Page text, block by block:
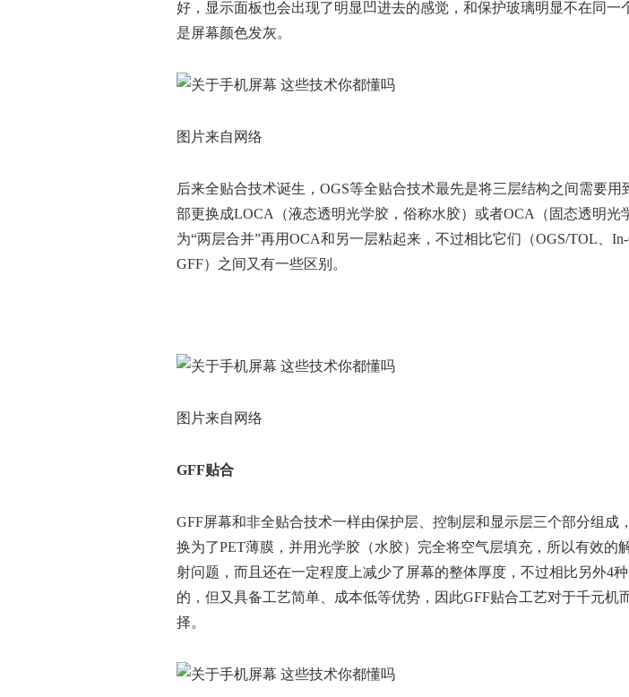
好，显示面板也会出现了明显凹进去的感觉，和保护玻璃明显不在同一
是屏幕颜色发灰。
图片来自网络
后来全贴合技术诞生，OGS等全贴合技术最先是将三层结构之间需要用
部更换成LOCA（液态透明光学胶，俗称水胶）或者OCA（固态透明光
为“两层合并”再用OCA和另一层粘起来，不过相比它们（OGS/TOL、
GFF）之间又有一些区别。
图片来自网络
GFF贴合
GFF屏幕和非全贴合技术一样由保护层、控制层和显示层三个部分组成
换为了PET薄膜，并用光学胶（水胶）完全将空气层填充，所以有效的
射问题，而且还在一定程度上减少了屏幕的整体厚度，不过相比另外4
的，但又具备工艺简单、成本低等优势，因此GFF贴合工艺对于千元机
择。